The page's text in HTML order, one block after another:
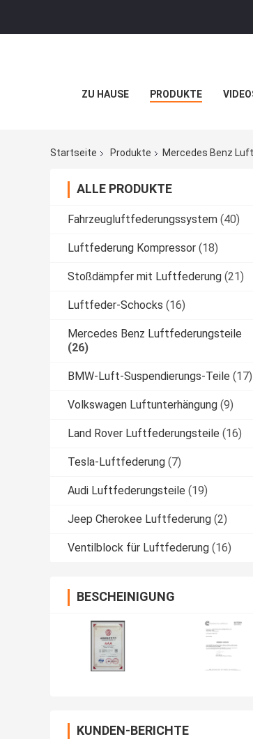
ZU HAUSE PRODUKTE
Startseite Produkte Mercedes Benz
ALLE PRODUKTE
Fahrzeugluftfederungssystem (40)
Luftfederung Kompressor (18)
Stoßdämpfer mit Luftfederung (21)
Luftfeder-Schocks (16)
Mercedes Benz Luftfederungsteile
(26)
BMW-Luft-Suspendierungs-Teile (17)
Volkswagen Luftunterhängung (9)
Land Rover Luftfederungsteile (16)
Tesla-Luftfederung (7)
Audi Luftfederungsteile (19)
Jeep Cherokee Luftfederung (2)
Ventilblock für Luftfederung (16)
BESCHEINIGUNG
KUNDEN-BERICHTE